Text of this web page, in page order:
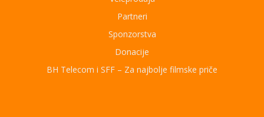
Partneri
Sponzorstva
Donacije
BH Telecom i SFF – Za najbolje filmske priče